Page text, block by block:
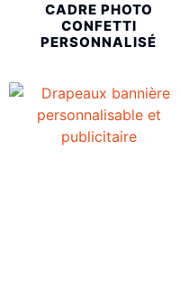
CADRE PHOTO
CONFETTI
PERSONNALISÉ